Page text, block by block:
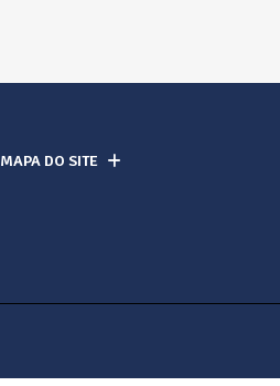
MAPA DO SITE